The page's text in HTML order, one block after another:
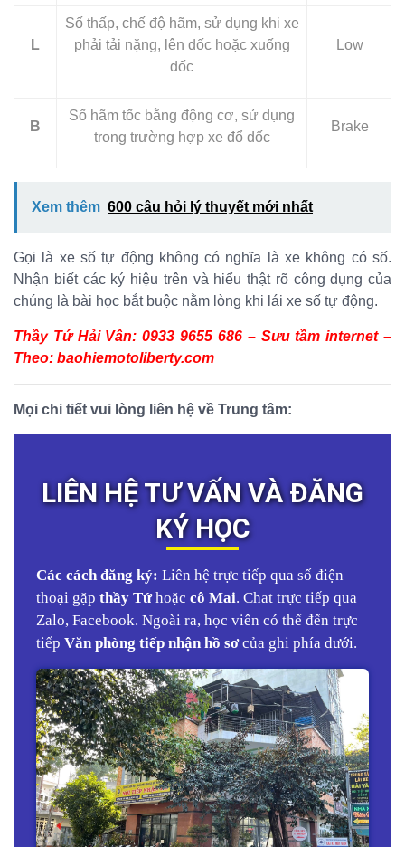
L
Số thấp, chế độ hãm, sử dụng khi xe
phải tải nặng, lên dốc hoặc xuống
dốc
Low
B
Số hãm tốc bằng động cơ, sử dụng
trong trường hợp xe đổ dốc
Brake
Xem thêm 600 câu hỏi lý thuyết mới nhất
Gọi là xe số tự động không có nghĩa là xe không có số.
Nhận biết các ký hiệu trên và hiểu thật rõ công dụng của
chúng là bài học bắt buộc nằm lòng khi lái xe số tự động.
Thầy Tứ Hải Vân: 0933 9655 686 – Sưu tầm internet –
Theo: baohiemotoliberty.com
Mọi chi tiết vui lòng liên hệ về Trung tâm:
LIÊN HỆ TƯ VẤN VÀ ĐĂNG
KÝ HỌC
Các cách đăng ký: Liên hệ trực tiếp qua số điện
thoại gặp thầy Tứhoặc cô Mai. Chat trực tiếp qua
Zalo, Facebook. Ngoài ra, học viên có thể đến trực
tiếp Văn phòng tiếp nhận hồ sơcủa ghi phía dưới.